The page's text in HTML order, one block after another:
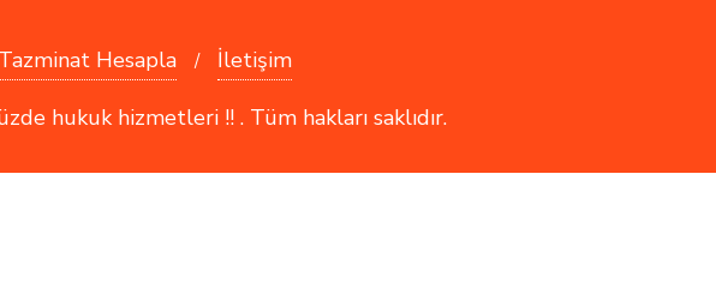
Tazminat Hesapla
İletişim
hukuk hizmetleri !! . Tüm hakları saklıdır.